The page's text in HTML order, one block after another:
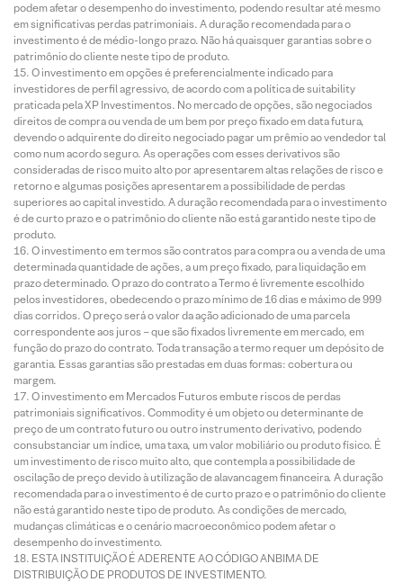
podem afetar o desempenho do investimento, podendo resultar até mesmo
em significativas perdas patrimoniais. A duração recomendada para o
investimento é de médio-longo prazo. Não há quaisquer garantias sobre o
patrimônio do cliente neste tipo de produto.
O investimento em opções é preferencialmente indicado para
investidores de perfil agressivo, de acordo com a política de suitability
praticada pela XP Investimentos. No mercado de opções, são negociados
direitos de compra ou venda de um bem por preço fixado em data futura,
devendo o adquirente do direito negociado pagar um prêmio ao vendedor tal
como num acordo seguro. As operações com esses derivativos são
consideradas de risco muito alto por apresentarem altas relações de risco e
retorno e algumas posições apresentarem a possibilidade de perdas
superiores ao capital investido. A duração recomendada para o investimento
é de curto prazo e o patrimônio do cliente não está garantido neste tipo de
produto.
O investimento em termos são contratos para compra ou a venda de uma
determinada quantidade de ações, a um preço fixado, para liquidação em
prazo determinado. O prazo do contrato a Termo é livremente escolhido
pelos investidores, obedecendo o prazo mínimo de 16 dias e máximo de 999
dias corridos. O preço será o valor da ação adicionado de uma parcela
correspondente aos juros – que são fixados livremente em mercado, em
função do prazo do contrato. Toda transação a termo requer um depósito de
garantia. Essas garantias são prestadas em duas formas: cobertura ou
margem.
O investimento em Mercados Futuros embute riscos de perdas
patrimoniais significativos. Commodity é um objeto ou determinante de
preço de um contrato futuro ou outro instrumento derivativo, podendo
consubstanciar um índice, uma taxa, um valor mobiliário ou produto físico. É
um investimento de risco muito alto, que contempla a possibilidade de
oscilação de preço devido à utilização de alavancagem financeira. A duração
recomendada para o investimento é de curto prazo e o patrimônio do cliente
não está garantido neste tipo de produto. As condições de mercado,
mudanças climáticas e o cenário macroeconômico podem afetar o
desempenho do investimento.
ESTA INSTITUIÇÃO É ADERENTE AO CÓDIGO ANBIMA DE
DISTRIBUIÇÃO DE PRODUTOS DE INVESTIMENTO.